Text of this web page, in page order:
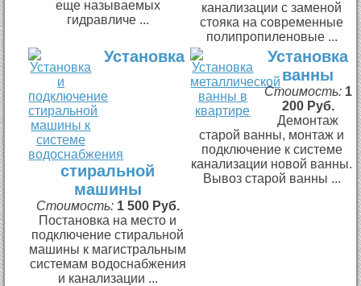
еще называемых
гидравличе ...
канализации с заменой
стояка на современные
полипропиленовые ...
Установка
стиральной
машины
Стоимость: 1 500 Руб.
Постановка на место и
подключение стиральной
машины к магистральным
системам водоснабжения
и канализации ...
Установка
ванны
Стоимость: 1
200 Руб.
Демонтаж
старой ванны, монтаж и
подключение к системе
канализации новой ванны.
Вывоз старой ванны ...